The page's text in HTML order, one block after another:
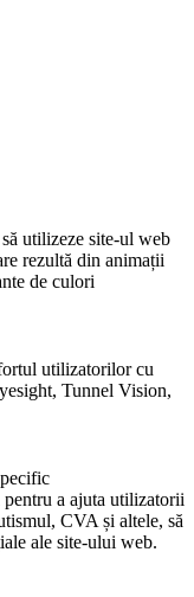
utilizeze site-ul web
rezultă din animații
de culori
utilizatorilor cu
Tunnel Vision,
a ajuta utilizatorii
CVA și altele, să
ale site-ului web.